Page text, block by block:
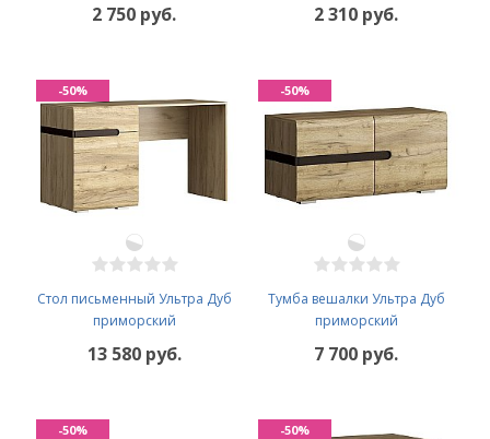
2 750 руб. 2 310 руб.
Стол письменный Ультра Дуб
приморский
13 580 руб.
-50%
Тумба вешалки Ультра Дуб
приморский
7 700 руб.
-50%
-50% -50%